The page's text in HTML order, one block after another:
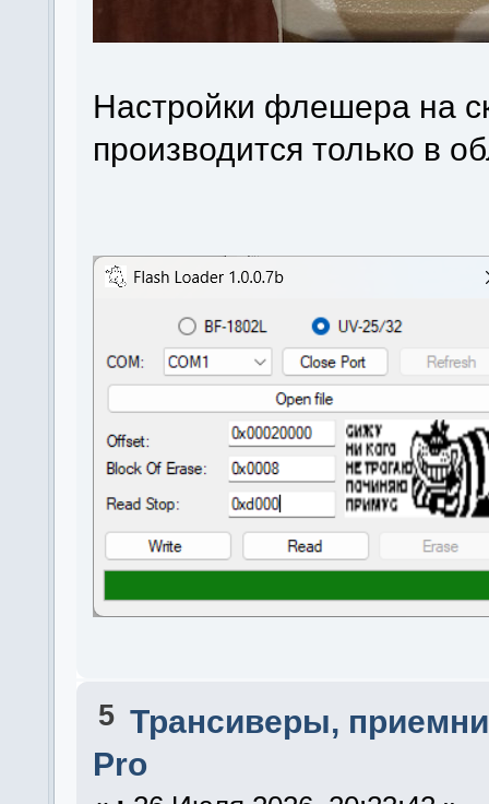
Настройки флешера на
производится только в
5 Трансиверы,
Pro